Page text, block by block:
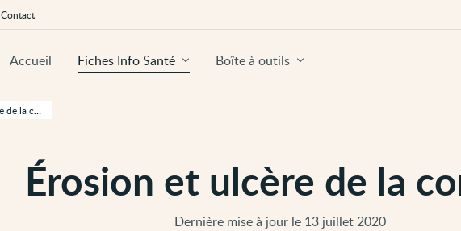
Érosion et ulcère de la
Dernière mise à jour le 13 juillet 2020
Érosion et ulcère de la cornée
Accueil Fiches Info Santé Boîte à outils
Contact